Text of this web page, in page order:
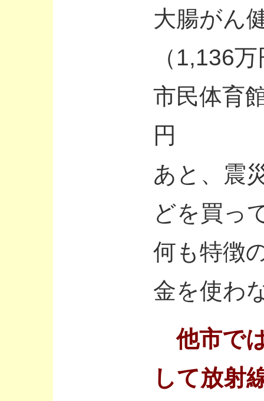
大腸がん
（1,136
市民体育
円
あと、震
どを買っ
何も特徴
金を使わ
他市で
して放射